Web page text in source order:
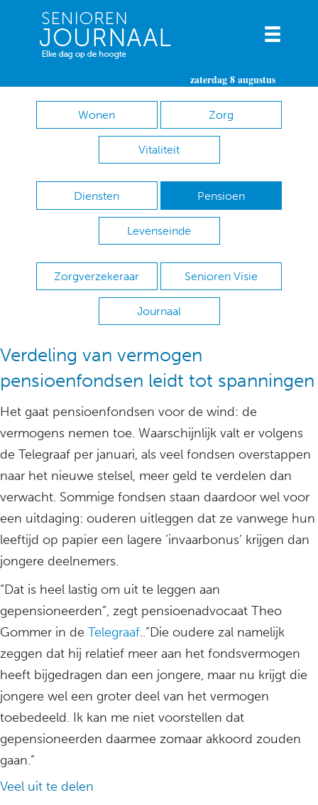
zaterdag 8 augustus
Wonen Zorg
Vitaliteit
Diensten Pensioen
Levenseinde
Zorgverzekeraar Senioren Visie
Journaal
Verdeling van vermogen
pensioenfondsen leidt tot spanningen
Het gaat pensioenfondsen voor de wind: de
vermogens nemen toe. Waarschijnlijk valt er volgens
de Telegraaf per januari, als veel fondsen overstappen
naar het nieuwe stelsel, meer geld te verdelen dan
verwacht. Sommige fondsen staan daardoor wel voor
een uitdaging: ouderen uitleggen dat ze vanwege hun
leeftijd op papier een lagere ’invaarbonus’ krijgen dan
jongere deelnemers.
“Dat is heel lastig om uit te leggen aan
gepensioneerden”, zegt pensioenadvocaat Theo
Gommer in de Telegraaf..”Die oudere zal namelijk
zeggen dat hij relatief meer aan het fondsvermogen
heeft bijgedragen dan een jongere, maar nu krijgt die
jongere wel een groter deel van het vermogen
toebedeeld. Ik kan me niet voorstellen dat
gepensioneerden daarmee zomaar akkoord zouden
gaan.”
Veel uit te delen